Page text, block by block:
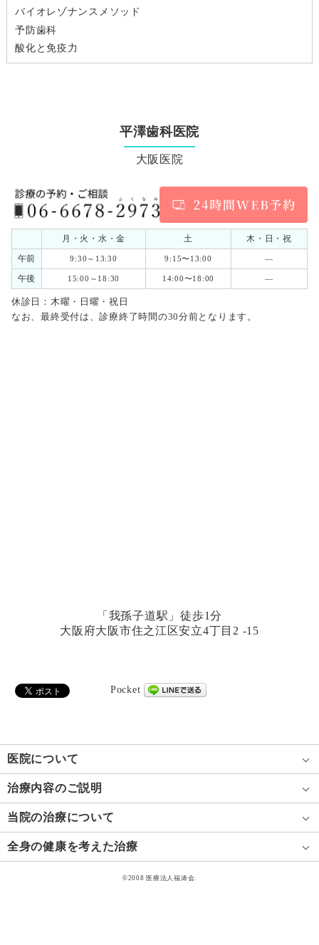
バイオレゾナンスメソッド
予防歯科
酸化と免疫力
平澤歯科医院
大阪医院
月・火・水・金 土
木・日・祝
午前
9:30～13:30 9:15〜13:00 ―
午後 15:00～18:30 14:00〜18:00 ―
休診日：木曜・日曜・祝日
なお、最終受付は、診療終了時間の30分前となります。
「我孫子道駅」徒歩1分
大阪府大阪市住之江区安立4丁目2 -15
Pocket
医院について
治療内容のご説明
当院の治療について
全身の健康を考えた治療
©2008 医療法人福涛会.